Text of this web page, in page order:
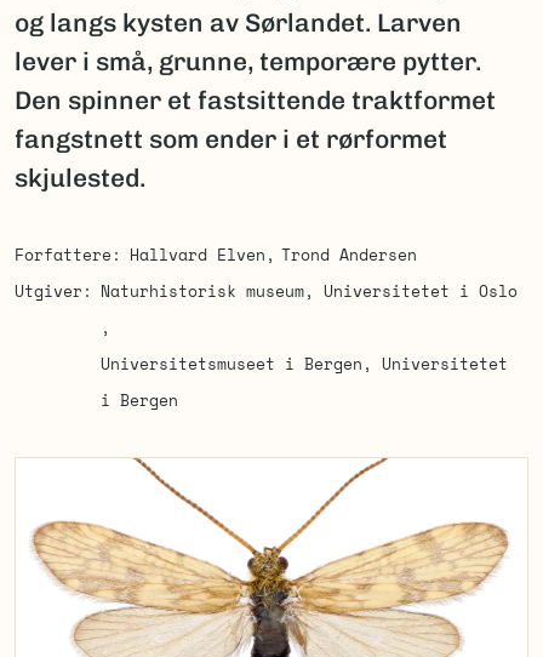
og langs kysten av Sørlandet. Larven
lever i små, grunne, temporære pytter.
Den spinner et fastsittende traktformet
fangstnett som ender i et rørformet
skjulested.
Forfattere Hallvard Elven
Trond Andersen
Utgiver
Naturhistorisk museum, Universitetet i Oslo
Universitetsmuseet i Bergen, Universitetet
i Bergen